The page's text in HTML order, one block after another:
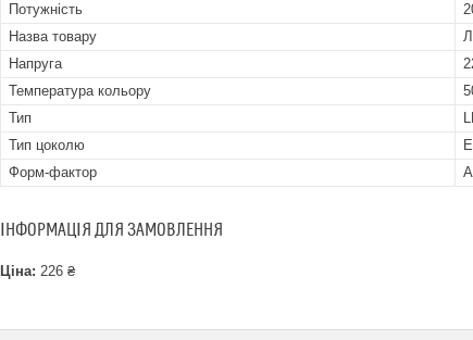
Потужність
Назва товару
Напруга
Температура кольору
Тип
Тип цоколю
Форм-фактор
ІНФОРМАЦІЯ ДЛЯ ЗАМОВЛЕННЯ
Ціна: 226 ₴